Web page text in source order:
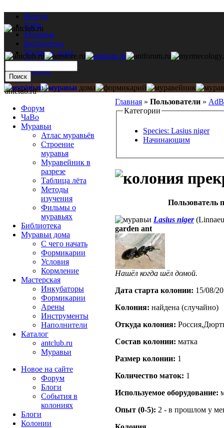
Форум
ЧаВо
Муравьи
Библиотека
Муравьи дома
Мастерская
Каталог
Главная » Пользователи »
Категории
Species: Lasius niger
Начинающим
Пользователь
Lasius niger
garden ant
Нашёл когда шёл домой.
Дата старта кoлонии: 15/08/
Кoлония: найдена (случайно)
Откуда кoлония:
Состав кoлонии: матка
Размер кoлонии: 1
Количество маток: 1
Используемое оборудование:
Опыт (0-5): 2 - в прошлом у
antclub.ru
Форум
ЧаВо
Муравьи
Атлас муравьёв
Строение
муравья
Муравейник в
разрезе
Таблица лёта
Методы
изучения
Фильмы о
муравьях
Библиотека
Муравьи дома
С чего начать
Формикарии
Условия
Кормление
Мастерская
Инкубаторы
Формикарии
Арены
Инструменты
Наполнители
Каталог
antclub.ru
Муравьи
Новое на сайте
Форум
Блоги
События в
колониях
Блоги
Колонии